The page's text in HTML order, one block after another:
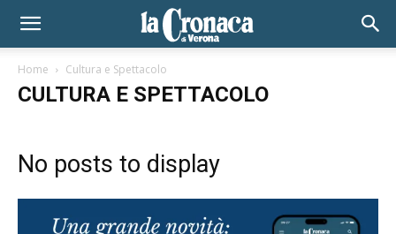
Home Cultura e Spettacolo
CULTURA E SPETTACOLO
No posts to display